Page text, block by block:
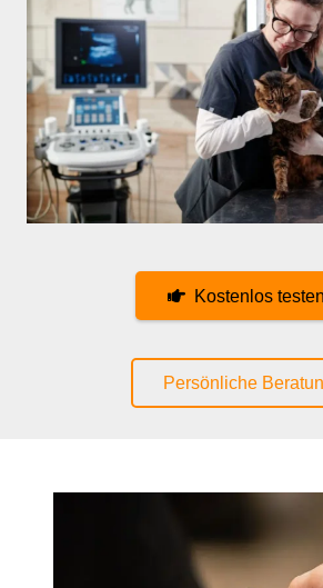
Kostenlos
Persönliche